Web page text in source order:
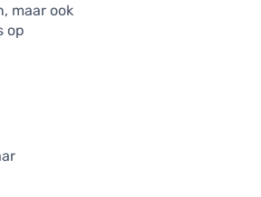
maar ook
op